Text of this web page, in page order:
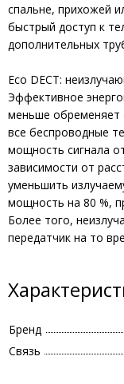
спальне, прихожей
быстрый доступ к
дополнительных
Eco DECT:
Эффективное
меньше обременяет
все беспроводные
мощность сигнала
зависимости от
уменьшить
мощность на 80 %,
Более того,
передатчик на то
Бренд
Связь